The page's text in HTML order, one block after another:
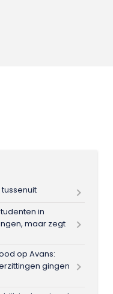
in
maar zegt
op Avans:
gingen